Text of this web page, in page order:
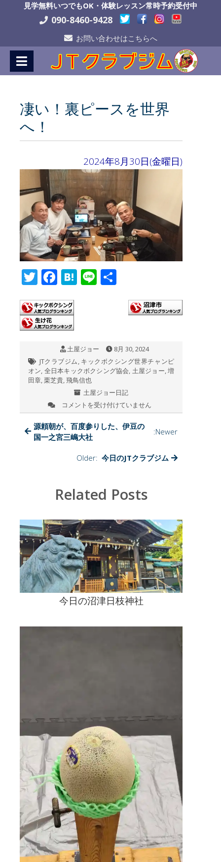
見学無料いつでもOK・体験レッスン常時予約受付中
090-8460-9428
お問い合わせはこちらへ
凄い！裏ピースを世界
へ！
2024年8月30日(金曜日)
T
tt
er
F
e
b
o
o
k
H
a
Li
土屋ジョー
8月 30, 2024
JTクラブジム, キックボクシング世界チャンピ
オン, 全日本キックボクシング協会, 土屋ジョー,増
田章,栗芝貴,飛鳥信也
土屋ジョー日記
凄
い！
裏
ピ
へ！
は
コメントを受け付けていません
源頼朝が、百度参りした、伊豆の
国一之宮三嶋大社
:Newer
Older: 今日のJTクラブジム
Related Posts
今日の沼津日枝神社